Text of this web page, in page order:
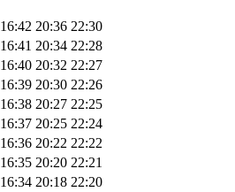
16:42 20:36 22:30
16:41 20:34 22:28
16:40 20:32 22:27
16:39 20:30 22:26
16:38 20:27 22:25
16:37 20:25 22:24
16:36 20:22 22:22
16:35 20:20 22:21
16:34 20:18 22:20